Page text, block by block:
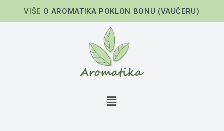
VIŠE O AROMATIKA POKLON BONU (VAUČERU)